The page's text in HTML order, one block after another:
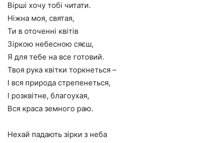
Вірші хочу тобі читати.
Ніжна моя, святая,
Ти в оточенні квітів
Зіркою небесною сяєш,
Я для тебе на все готовий.
Твоя рука квітки торкнеться –
І вся природа стрепенеться,
І розквітне, благоухая,
Вся краса земного раю.
Нехай падають зірки з неба